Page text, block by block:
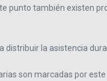
punto también existen
la asistencia
son marcadas por